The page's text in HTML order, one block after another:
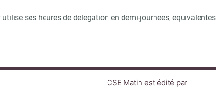
ses heures de délégation en demi-journées, équivalentes
CSE Matin est édité par